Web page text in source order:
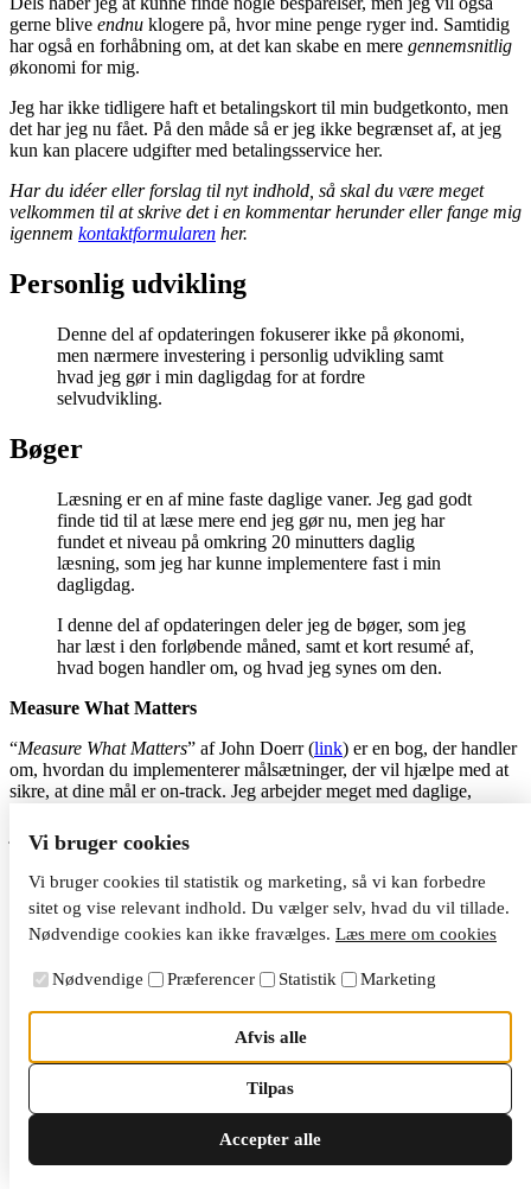
gerne blive endnu klogere på, hvor mine penge ryger ind. Samtidig
har også en forhåbning om, at det kan skabe en mere gennemsnitlig
økonomi for mig.
Jeg har ikke tidligere haft et betalingskort til min budgetkonto, men
det har jeg nu fået. På den måde så er jeg ikke begrænset af, at jeg
kun kan placere udgifter med betalingsservice her.
Har du idéer eller forslag til nyt indhold, så skal du være meget
velkommen til at skrive det i en kommentar herunder eller fange mig
igennem kontaktformularen her.
Personlig udvikling
Denne del af opdateringen fokuserer ikke på økonomi,
men nærmere investering i personlig udvikling samt
hvad jeg gør i min dagligdag for at fordre
selvudvikling.
Bøger
Læsning er en af mine faste daglige vaner. Jeg gad godt
finde tid til at læse mere end jeg gør nu, men jeg har
fundet et niveau på omkring 20 minutters daglig
læsning, som jeg har kunne implementere fast i min
dagligdag.
I denne del af opdateringen deler jeg de bøger, som jeg
har læst i den forløbende måned, samt et kort resumé af,
hvad bogen handler om, og hvad jeg synes om den.
Measure What Matters
“Measure What Matters” af John Doerr (link) er en bog, der handler
om, hvordan du implementerer målsætninger, der vil hjælpe med at
sikre, at dine mål er on-track. Jeg arbejder meget med daglige,
jeg har set meget frem til at læse i lang tid.
Bogen opfordrer til at bruge såkaldte OKRs. OKRs står for
objectives and key results
. Din målsætning kan være en overordnet
vision, som du gerne vil opnå. Det kunne f.eks. være, at du gerne vil
blive økonomisk uafhængig.
I kombination med din målsætning sætter du noglenøgleresultater
ovenstående målsætning kunne det være resultater som
Indbetal 5.000 kr. hver måned til investering
Brug 1 time hver måned på at optimere udgifter
Bestil take-away maks. 1 gang om måneden
Du bør så kontinuerligt forholde dig til, om de målsætninger er on-
track. For mit eget vedkommende reflekterer jeg over dem
Vi bruger cookies
Vi bruger cookies til statistik og marketing, så vi kan forbedre
sitet og vise relevant indhold. Du vælger selv, hvad du vil tillade.
Nødvendige cookies kan ikke fravælges. Læs mere om cookies
Nødvendige Præferencer Statistik Marketing
Afvis alle
Tilpas
Accepter alle